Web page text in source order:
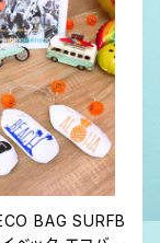
BAG SURFB